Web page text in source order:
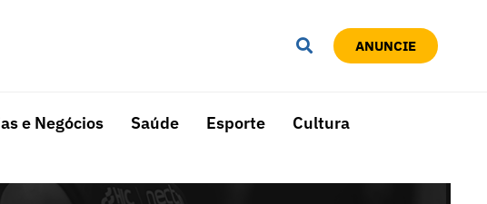
ANUNCIE
e Negócios Saúde Esporte Cultura